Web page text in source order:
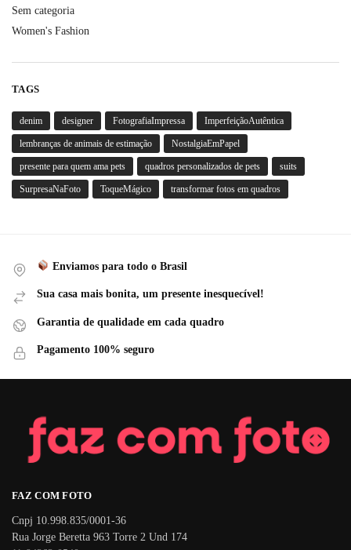
Sem categoria
Women's Fashion
TAGS
denim designer FotografiaImpressa ImperfeiçãoAutêntica
lembranças de animais de estimação NostalgiaEmPapel
presente para quem ama pets quadros personalizados de pets suits
SurpresaNaFoto ToqueMágico transformar fotos em quadros
Enviamos para todo o Brasil
Sua casa mais bonita, um presente inesquecível!
Garantia de qualidade em cada quadro
Pagamento 100% seguro
FAZ COM FOTO
Cnpj 10.998.835/0001-36
Rua Jorge Beretta 963 Torre 2 Und 174